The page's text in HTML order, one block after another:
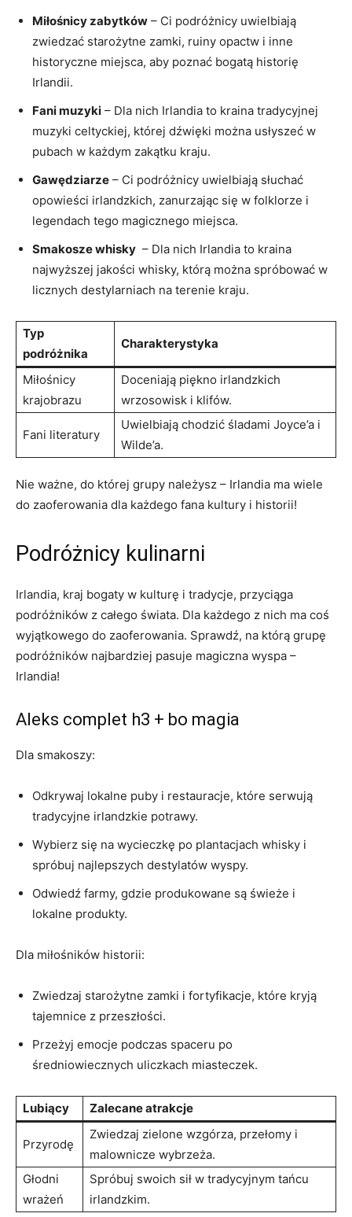
Miłośnicy zabytków – Ci ​podróżnicy uwielbiają
zwiedzać starożytne ​zamki,‌ ruiny opactw i inne
historyczne miejsca, aby ‌poznać bogatą historię⁤
Irlandii.
Fani ⁣muzyki – Dla ⁤nich Irlandia to kraina tradycyjnej‍
muzyki ‍celtyckiej, której dźwięki można ⁤usłyszeć w
⁤pubach w każdym zakątku kraju.
Gawędziarze – ‌Ci podróżnicy uwielbiają słuchać
opowieści irlandzkich, zanurzając się ⁤w folklorze i
legendach ‍tego ⁣magicznego miejsca.
Smakosze whisky ⁣ – Dla ⁣nich Irlandia to‌ kraina
najwyższej jakości whisky, którą można spróbować w
licznych destylarniach na terenie kraju.
Typ
⁤podróżnika
Charakterystyka
Miłośnicy
krajobrazu
Doceniają piękno irlandzkich
wrzosowisk i klifów.
Fani literatury
Uwielbiają chodzić śladami Joyce’a i
Wilde’a.
Nie ważne, do której grupy należysz – Irlandia ma ‌wiele
do ​zaoferowania dla każdego fana kultury i historii!
Podróżnicy kulinarni
Irlandia, kraj‍ bogaty w kulturę i tradycje, przyciąga
‌podróżników z całego świata.⁣ Dla‌ każdego z nich ma coś
⁤wyjątkowego do ‍zaoferowania. Sprawdź, na którą grupę
podróżników najbardziej ⁤pasuje magiczna ⁢wyspa –
⁢Irlandia!
Aleks complet h3 + bo magia
Dla ‍smakoszy:
Odkrywaj lokalne puby i restauracje,‍ które serwują
tradycyjne irlandzkie potrawy.
Wybierz się na wycieczkę po plantacjach whisky ‍i
spróbuj najlepszych⁢ destylatów ⁢wyspy.
Odwiedź⁣ farmy, gdzie produkowane są świeże i
lokalne produkty.
Dla ⁤miłośników historii:
Zwiedzaj starożytne⁣ zamki i ​fortyfikacje,​ które kryją
tajemnice z ‌przeszłości.
Przeżyj emocje podczas spaceru⁣ po
średniowiecznych uliczkach miasteczek.
Lubiący Zalecane atrakcje
Przyrodę
Zwiedzaj zielone wzgórza, przełomy i
malownicze wybrzeża.
Głodni‍
wrażeń
Spróbuj swoich sił w tradycyjnym tańcu
irlandzkim.